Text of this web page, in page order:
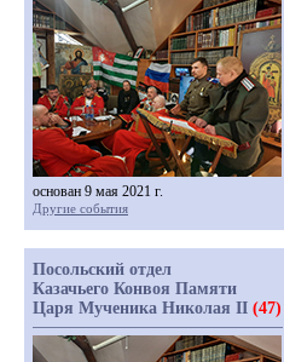
основан 9 мая 2021 г.
Другие события
Посольский отдел
Казачьего Конвоя Памяти
Царя Мученика Николая II (47)